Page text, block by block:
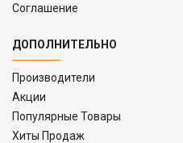
Соглашение
ДОПОЛНИТЕЛЬНО
Производители
Акции
Популярные Товары
Хиты Продаж